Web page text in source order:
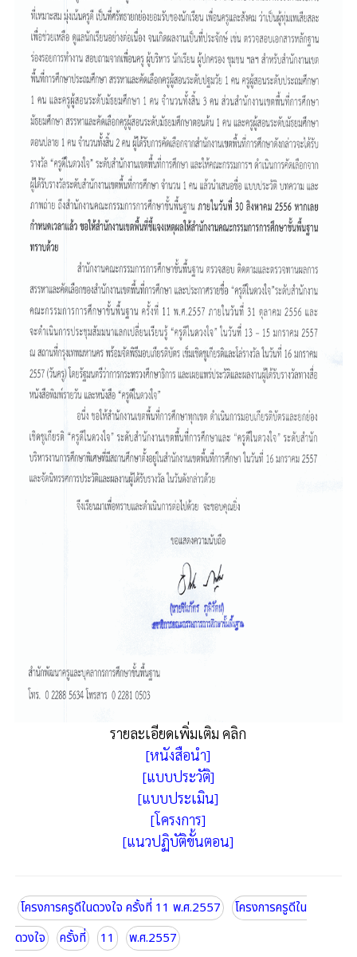
รายละเอียดเพิ่มเติม คลิก
[หนังสือนำ]
[แบบประวัติ]
[แบบประเมิน]
[โครงการ]
[แนวปฏิบัติขั้นตอน]
โครงการครูดีในดวงใจ ครั้งที่ 11 พ.ศ.2557
โครงการครูดีใน
ดวงใจ
ครั้งที่ 11 พ.ศ.2557